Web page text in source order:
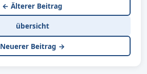
← Älterer Beitrag
übersicht
Neuerer Beitrag →